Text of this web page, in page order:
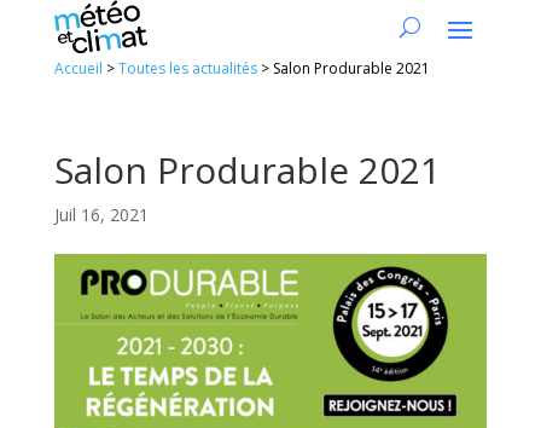
Accueil >Toutes les actualités> Salon Produrable 2021
Salon Produrable 2021
Juil 16, 2021